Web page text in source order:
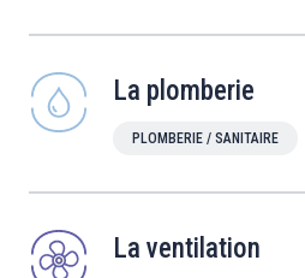
La plomberie
PLOMBERIE / SANITAIRE
La ventilation